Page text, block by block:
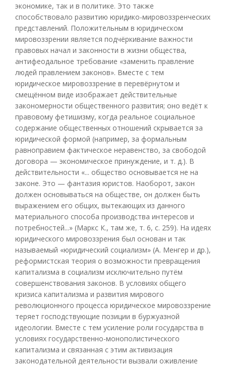
экономике, так и в политике. Это также
способствовало развитию юридико-мировоззренческих
представлений. Положительным в юридическом
мировоззрении является подчёркивание важности
правовых начал и законности в жизни общества,
антифеодальное требование «заменить правление
людей правлением законов». Вместе с тем
юридическое мировоззрение в перевёрнутом и
смещённом виде изображает действительные
закономерности общественного развития; оно ведёт к
правовому фетишизму, когда реальное социальное
содержание общественных отношений скрывается за
юридической формой (например, за формальным
равноправием фактическое неравенство, за свободой
договора — экономическое принуждение, и т. д.). В
действительности «... общество основывается не на
законе. Это — фантазия юристов. Наоборот, закон
должен основываться на обществе, он должен быть
выражением его общих, вытекающих из данного
материального способа производства интересов и
потребностей...» (Маркс К., там же, т. 6, с. 259). На идеях
юридического мировоззрения был основан и так
называемый «юридический социализм» (А. Менгер и др.),
реформистская теория о возможности превращения
капитализма в социализм исключительно путём
совершенствования законов. В условиях общего
кризиса капитализма и развития мирового
революционного процесса юридическое мировоззрение
теряет господствующие позиции в буржуазной
идеологии. Вместе с тем усиление роли государства в
условиях государственно-монополистического
капитализма и связанная с этим активизация
законодательной деятельности вызвали оживление